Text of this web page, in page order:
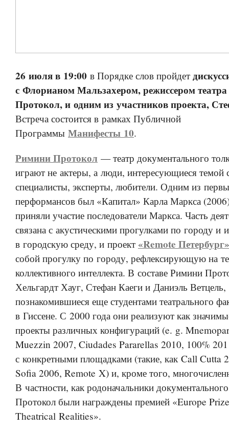
26 июля в 19:00 в Порядке слов пройдет
с Флорианом Мальзахером, режиссером
Протокол, и одним из участников проекта,
Встреча состоится в рамках Публичной
Программы Манифесты 10.
Римини Протокол — театр документального
играют не актеры, а люди, интересующиеся темой
специалисты, эксперты, любители. Одним из
перформансов был «Капитал» Карла Маркса
приняли участие последователи Маркса. Часть
связана с акустическими прогулками по городу и
в городскую среду, и проект «Remote Петербург»
собой прогулку по городу, рефлексирующую на
коллективного интеллекта. В составе Римини
Хельгардт Хауг, Стефан Каеги и Даниэль Ветцель,
познакомившиеся еще студентами театрального
в Гиссене. С 2000 года они реализуют как
проекты различных конфигураций (e. g.
Muezzin 2007, Ciudades Pararellas 2010, 100%
с конкретными площадками (такие, как Call Cutta
Sofia 2006, Remote X) и, кроме того,
В частности, как родоначальники
Протокол были награждены премией «Europe
Theatrical Realities».